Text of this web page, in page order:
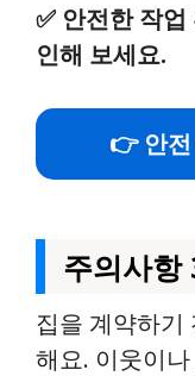
✅ 안전한 작
인해 보세요.
👉 안
주의사항
집을 계약하기
해요. 이웃이